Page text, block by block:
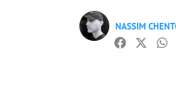
NASSIM
Facebook
Twitter